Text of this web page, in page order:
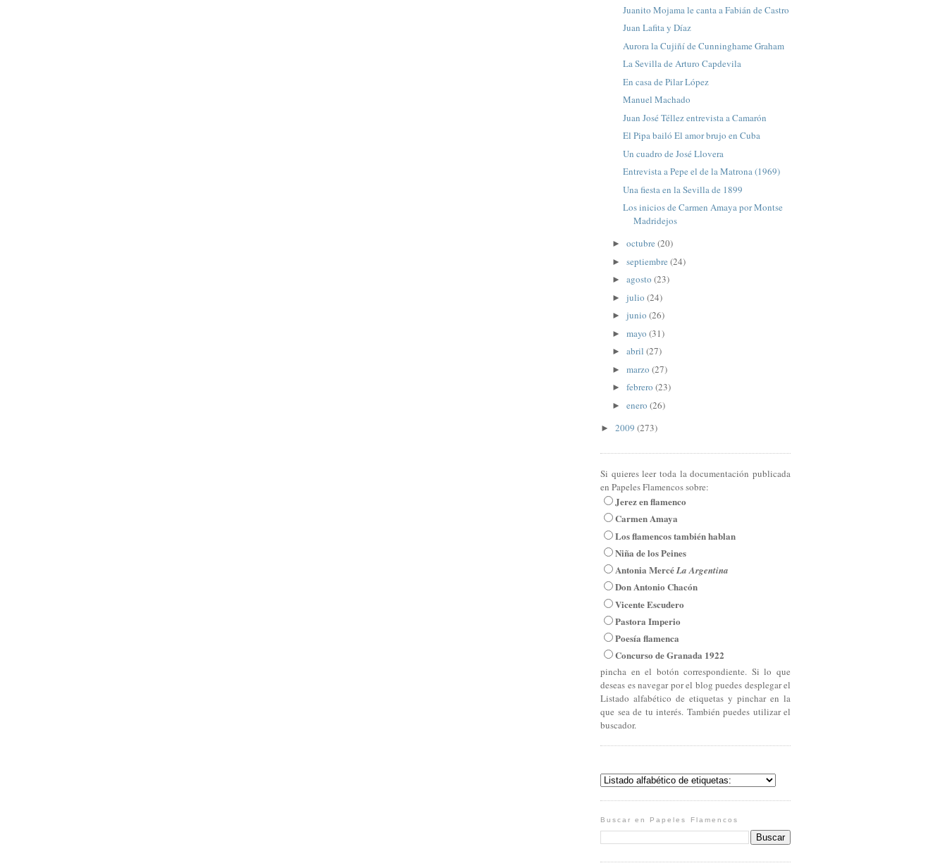
Juanito Mojama le canta a Fabián de Castro
Juan Lafita y Díaz
Aurora la Cujiñí de Cunninghame Graham
La Sevilla de Arturo Capdevila
En casa de Pilar López
Manuel Machado
Juan José Téllez entrevista a Camarón
El Pipa bailó El amor brujo en Cuba
Un cuadro de José Llovera
Entrevista a Pepe el de la Matrona (1969)
Una fiesta en la Sevilla de 1899
Los inicios de Carmen Amaya por Montse
Madridejos
► octubre (20)
► septiembre (24)
► agosto (23)
► julio (24)
► junio (26)
► mayo (31)
► abril (27)
► marzo (27)
► febrero (23)
► enero (26)
► 2009 (273)
Si quieres leer toda la documentación publicada
en Papeles Flamencos sobre:
Jerez en flamenco
Carmen Amaya
Los flamencos también hablan
Niña de los Peines
Antonia MercéLa Argentina
Don Antonio Chacón
Vicente Escudero
Pastora Imperio
Poesía flamenca
Concurso de Granada 1922
pincha en el botón correspondiente. Si lo que
deseas es navegar por el blog puedes desplegar el
Listado alfabético de etiquetas y pinchar en la
que sea de tu interés. También puedes utilizar el
buscador.
Buscar en Papeles Flamencos